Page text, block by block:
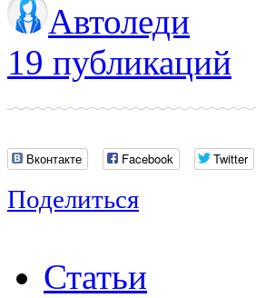
Автоледи
19 публикаций
Вконтакте Facebook Twitter
Поделиться
Статьи